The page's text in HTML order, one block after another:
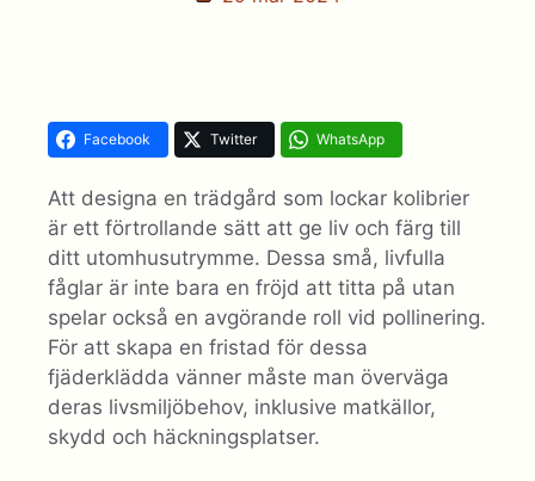
Facebook Twitter WhatsApp
Att designa en trädgård som lockar kolibrier
är ett förtrollande sätt att ge liv och färg till
ditt utomhusutrymme. Dessa små, livfulla
fåglar är inte bara en fröjd att titta på utan
spelar också en avgörande roll vid pollinering.
För att skapa en fristad för dessa
fjäderklädda vänner måste man överväga
deras livsmiljöbehov, inklusive matkällor,
skydd och häckningsplatser.